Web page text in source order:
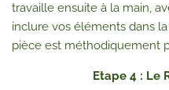
travaille ensuite à la main,
inclure vos éléments dans
pièce est méthodiquement
Etape 4 : Le